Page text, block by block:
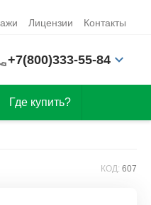
Лицензии Контакты
+7(800)333-55-84
Где купить?
КОД: 607